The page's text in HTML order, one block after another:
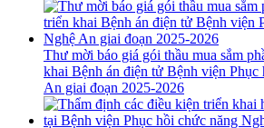
Thư mời báo giá gói thầu mua sắm
khai Bệnh án điện tử Bệnh viện
An giai đoạn 2025-2026